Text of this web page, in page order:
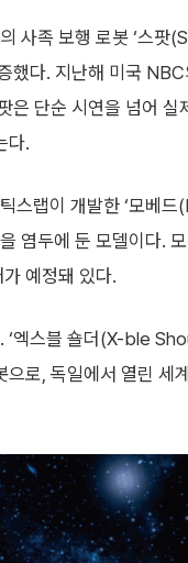
사족 보행 로봇 ‘스팟
다. 지난해 미국 NBC
은 단순 시연을 넘어 실
다.
스랩이 개발한 ‘모베
염두에 둔 모델이다.
예정돼 있다.
엑스블 숄더(X-ble
로, 독일에서 열린 세